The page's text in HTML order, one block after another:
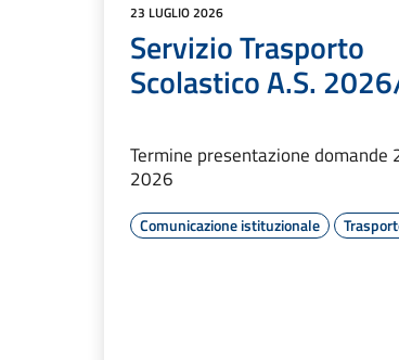
23 LUGLIO 2026
Servizio Trasporto
Scolastico A.S.
Termine presentazione domande
2026
Comunicazione istituzionale